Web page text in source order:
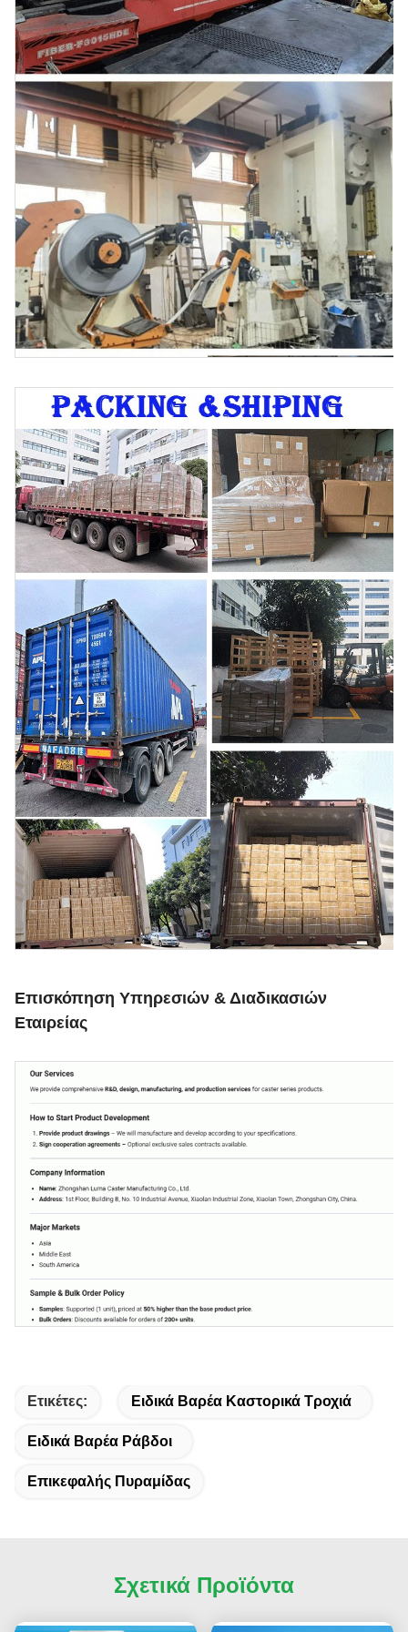
Επισκόπηση Υπηρεσιών & Διαδικασιών
Εταιρείας
Ετικέτες: Ειδικά Βαρέα Καστορικά Τροχιά
Ειδικά Βαρέα Ράβδοι
Επικεφαλής Πυραμίδας
Σχετικά Προϊόντα